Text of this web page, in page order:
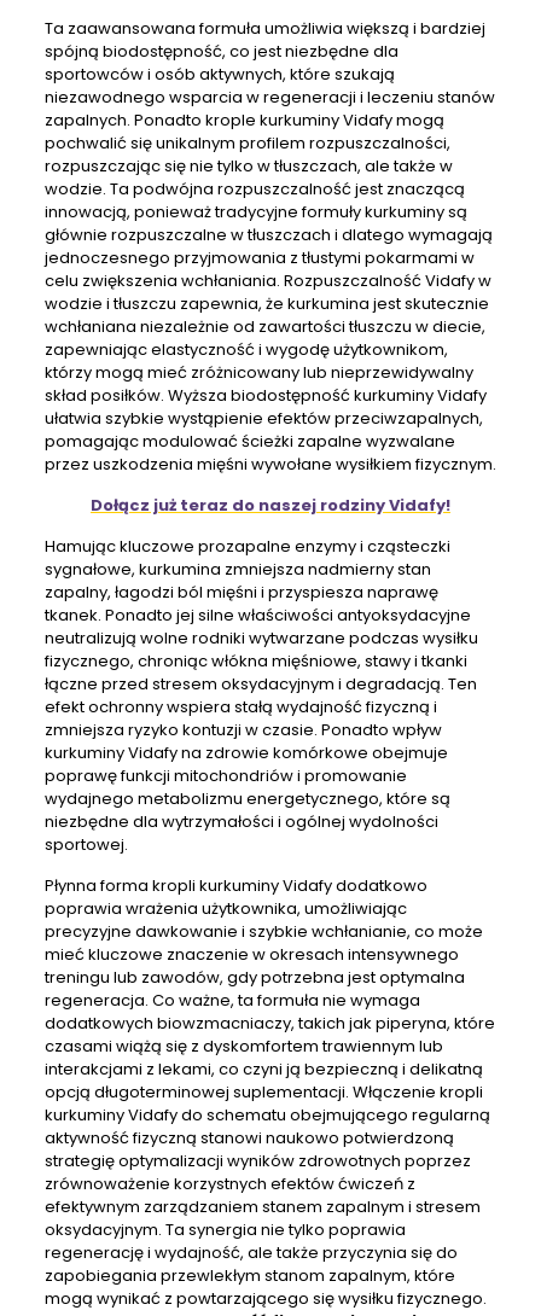
Ta zaawansowana formuła umożliwia większą i bardziej
spójną biodostępność, co jest niezbędne dla
sportowców i osób aktywnych, które szukają
niezawodnego wsparcia w regeneracji i leczeniu stanów
zapalnych. Ponadto krople kurkuminy Vidafy mogą
pochwalić się unikalnym profilem rozpuszczalności,
rozpuszczając się nie tylko w tłuszczach, ale także w
wodzie. Ta podwójna rozpuszczalność jest znaczącą
innowacją, ponieważ tradycyjne formuły kurkuminy są
głównie rozpuszczalne w tłuszczach i dlatego wymagają
jednoczesnego przyjmowania z tłustymi pokarmami w
celu zwiększenia wchłaniania. Rozpuszczalność Vidafy w
wodzie i tłuszczu zapewnia, że ​​kurkumina jest skutecznie
wchłaniana niezależnie od zawartości tłuszczu w diecie,
zapewniając elastyczność i wygodę użytkownikom,
którzy mogą mieć zróżnicowany lub nieprzewidywalny
skład posiłków. Wyższa biodostępność kurkuminy Vidafy
ułatwia szybkie wystąpienie efektów przeciwzapalnych,
pomagając modulować ścieżki zapalne wyzwalane
przez uszkodzenia mięśni wywołane wysiłkiem fizycznym.
Dołącz już teraz do naszej rodziny Vidafy!
Hamując kluczowe prozapalne enzymy i cząsteczki
sygnałowe, kurkumina zmniejsza nadmierny stan
zapalny, łagodzi ból mięśni i przyspiesza naprawę
tkanek. Ponadto jej silne właściwości antyoksydacyjne
neutralizują wolne rodniki wytwarzane podczas wysiłku
fizycznego, chroniąc włókna mięśniowe, stawy i tkanki
łączne przed stresem oksydacyjnym i degradacją. Ten
efekt ochronny wspiera stałą wydajność fizyczną i
zmniejsza ryzyko kontuzji w czasie. Ponadto wpływ
kurkuminy Vidafy na zdrowie komórkowe obejmuje
poprawę funkcji mitochondriów i promowanie
wydajnego metabolizmu energetycznego, które są
niezbędne dla wytrzymałości i ogólnej wydolności
sportowej.
Płynna forma kropli kurkuminy Vidafy dodatkowo
poprawia wrażenia użytkownika, umożliwiając
precyzyjne dawkowanie i szybkie wchłanianie, co może
mieć kluczowe znaczenie w okresach intensywnego
treningu lub zawodów, gdy potrzebna jest optymalna
regeneracja. Co ważne, ta formuła nie wymaga
dodatkowych biowzmacniaczy, takich jak piperyna, które
czasami wiążą się z dyskomfortem trawiennym lub
interakcjami z lekami, co czyni ją bezpieczną i delikatną
opcją długoterminowej suplementacji. Włączenie kropli
kurkuminy Vidafy do schematu obejmującego regularną
aktywność fizyczną stanowi naukowo potwierdzoną
strategię optymalizacji wyników zdrowotnych poprzez
zrównoważenie korzystnych efektów ćwiczeń z
efektywnym zarządzaniem stanem zapalnym i stresem
oksydacyjnym. Ta synergia nie tylko poprawia
regenerację i wydajność, ale także przyczynia się do
zapobiegania przewlekłym stanom zapalnym, które
mogą wynikać z powtarzającego się wysiłku fizycznego.